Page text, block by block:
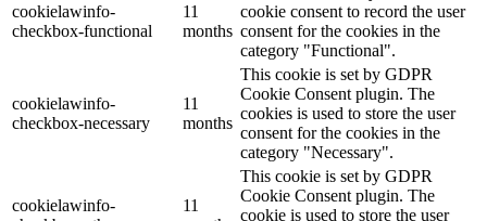
cookielawinfo-
checkbox-functional
11
months
cookie consent to record the user
consent for the cookies in the
category "Functional".
cookielawinfo-
checkbox-necessary
11
months
This cookie is set by GDPR
Cookie Consent plugin. The
cookies is used to store the user
consent for the cookies in the
category "Necessary".
cookielawinfo-
11
This cookie is set by GDPR
Cookie Consent plugin. The
cookie is used to store the user